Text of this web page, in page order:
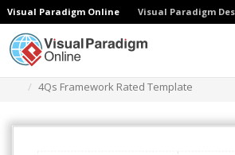
Visual Paradigm Online Visual Paradigm
4Qs Framework Rated Template